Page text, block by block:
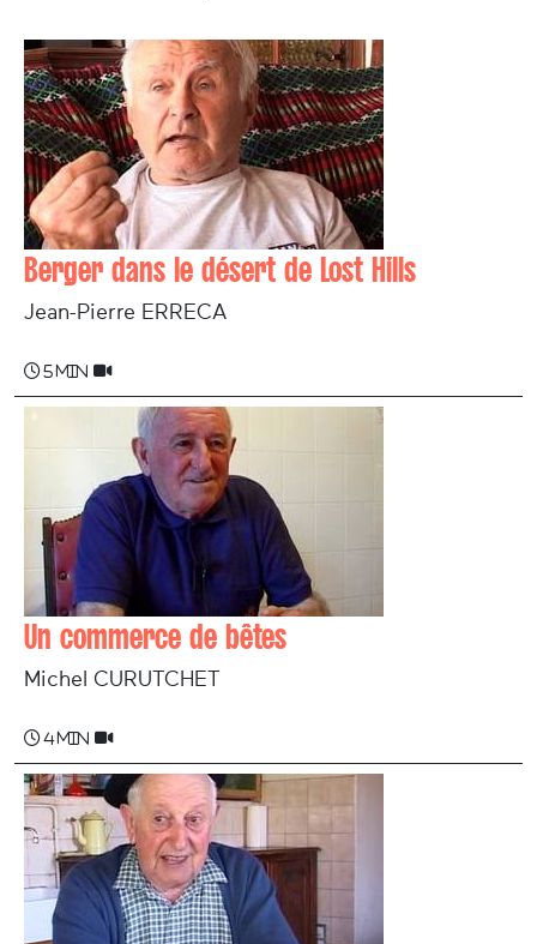
Berger dans le désert de Lost Hills
Jean-Pierre ERRECA
5 min
Un commerce de bêtes
Michel CURUTCHET
4 min